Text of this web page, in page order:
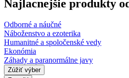
Najlacnejšie produkty
Odborné a náučné
Náboženstvo a ezoterika
Humanitné a spoločenské vedy
Ekonómia
Záhady a paranormálne javy
Zúžiť výber